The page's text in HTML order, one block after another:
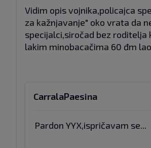
Vidim opis vojnika,policajca
za kažnjavanje" oko vrata da
specijalci,siročad bez
lakim minobacačima 60 đm
CarralaPaesina
Pardon YYX,ispričavam se...